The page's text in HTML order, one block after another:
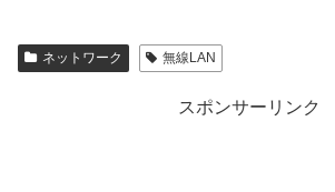
ネットワーク 無線LAN
スポンサーリンク